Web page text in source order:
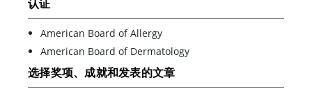
认证
American Board of Allergy
American Board of Dermatology
选择奖项、成就和发表的文章